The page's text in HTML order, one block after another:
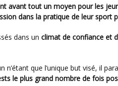
avant tout un moyen pour les
dans la pratique de leur sport
dans un climat de confiance et
le plus grand nombre de fois